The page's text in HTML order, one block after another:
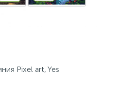
Pixel art, Yes